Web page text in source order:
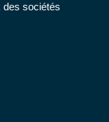
des sociétés